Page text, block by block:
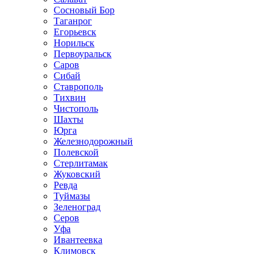
Сосновый Бор
Таганрог
Егорьевск
Норильск
Первоуральск
Саров
Сибай
Ставрополь
Тихвин
Чистополь
Шахты
Юрга
Железнодорожный
Полевской
Стерлитамак
Жуковский
Ревда
Туймазы
Зеленоград
Серов
Уфа
Ивантеевка
Климовск